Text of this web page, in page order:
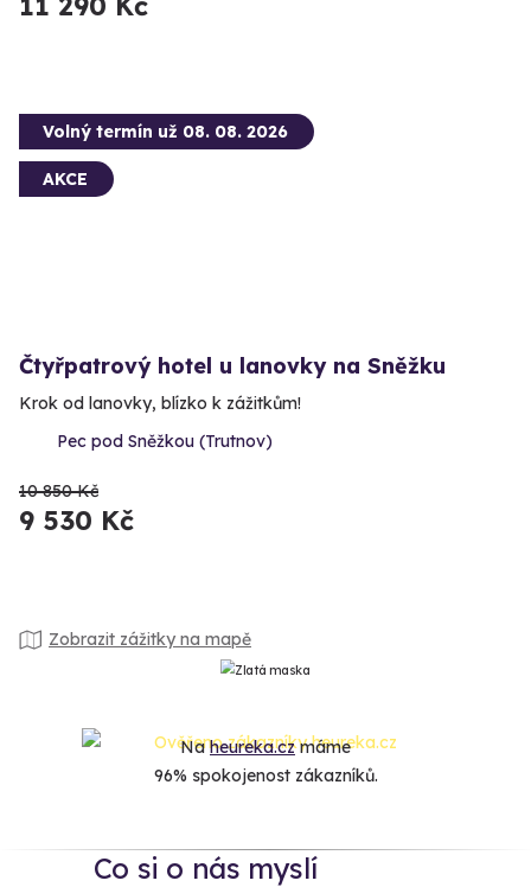
Volný termín už 08. 08. 2026
AKCE
Čtyřpatrový hotel u lanovky na Sněžku
Krok od lanovky, blízko k zážitkům!
Pec pod Sněžkou (Trutnov)
10 850 Kč
9 530 Kč
Zobrazit zážitky na mapě
Naheureka.czmáme
96% spokojenost zákazníků.
Co si o nás myslí